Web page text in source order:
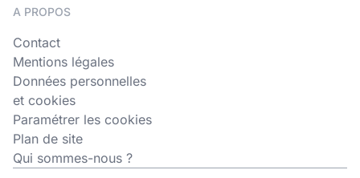
A PROPOS
Contact
Mentions légales
Données personnelles
et cookies
Paramétrer les cookies
Plan de site
Qui sommes-nous ?